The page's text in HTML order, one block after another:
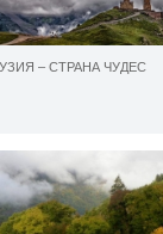
– СТРАНА ЧУДЕС